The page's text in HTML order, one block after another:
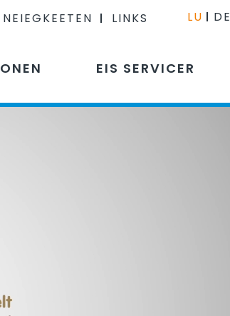
NEIEGKEETEN LINKS LU DE
EIS SERVICER